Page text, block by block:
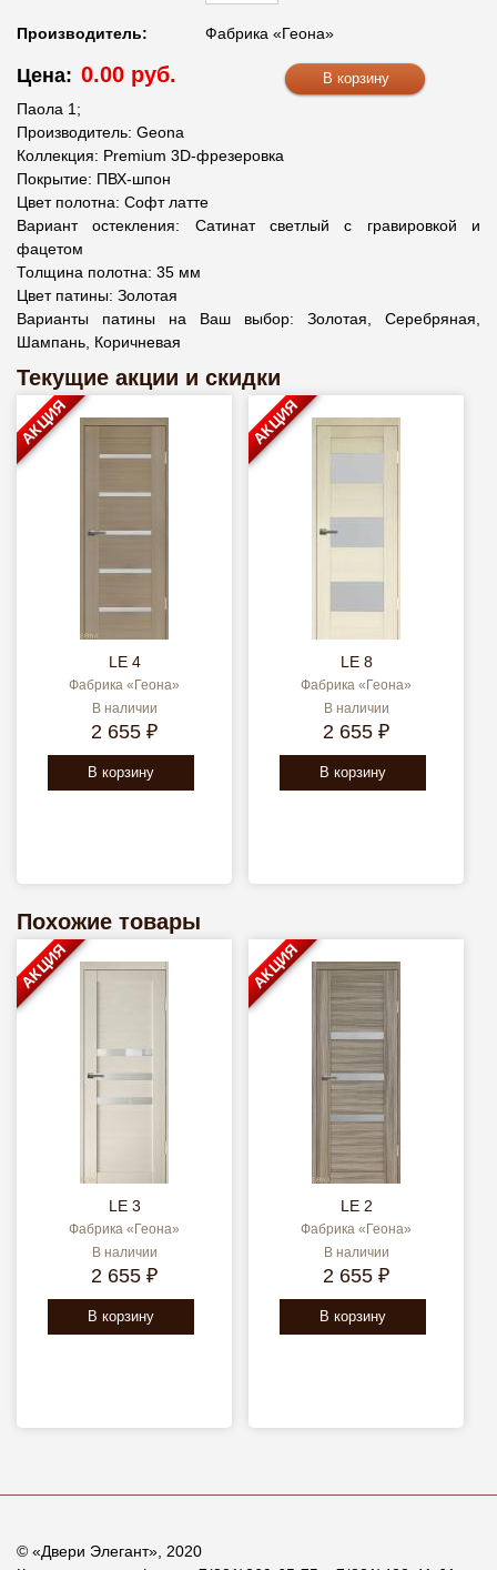
Производитель: Фабрика «Геона»
Цена: 0.00 руб.
Паола 1;
Производитель: Geona
Коллекция: Premium 3D-фрезеровка
Покрытие: ПВХ-шпон
Цвет полотна: Софт латте
Вариант остекления: Сатинат светлый с гравировкой и
фацетом
Толщина полотна: 35 мм
Цвет патины: Золотая
Варианты патины на Ваш выбор: Золотая, Серебряная,
Шампань, Коричневая
Текущие акции и скидки
LE 4
Фабрика «Геона»
В наличии
2 655 ₽
В корзину
АКЦИЯ
LE 8
Фабрика «Геона»
В наличии
2 655 ₽
В корзину
АКЦИЯ
Похожие товары
LE 3
Фабрика «Геона»
В наличии
2 655 ₽
В корзину
АКЦИЯ
LE 2
Фабрика «Геона»
В наличии
2 655 ₽
В корзину
АКЦИЯ
© «Двери Элегант», 2020